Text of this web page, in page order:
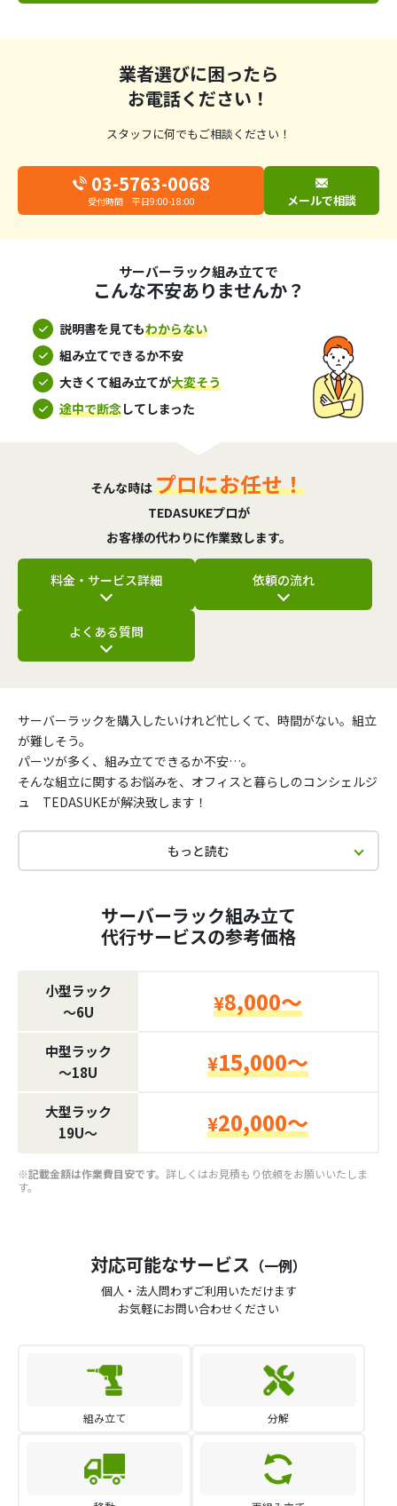
業者選びに困ったら
お電話ください！
スタッフに何でもご相談ください！
03-5763-0068
受付時間 平日9:00-18:00 メールで相談
サーバーラック組み立てで
こんな不安ありませんか？
説明書を見てもわからない
組み立てできるか不安
大きくて組み立てが大変そう
途中で断念してしまった
そんな時はプロにお任せ！
TEDASUKEプロが
お客様の代わりに作業致します。
料金・サービス詳細 依頼の流れ
よくある質問
サーバーラックを購入したいけれど忙しくて、時間がない。組立
が難しそう。
パーツが多く、組み立てできるか不安…。
そんな組立に関するお悩みを、オフィスと暮らしのコンシェルジ
ュ TEDASUKEが解決致します！
もっと読む
サーバーラック組み立て
代行サービスの参考価格
小型ラック
〜6U
¥8,000～
中型ラック
〜18U
¥15,000～
大型ラック
19U〜
¥20,000～
※記載金額は作業費目安です。 詳しくはお見積もり依頼をお願いいたしま
す。
対応可能なサービス （一例）
個人・法人問わずご利用いただけます
お気軽にお問い合わせください
組み立て 分解